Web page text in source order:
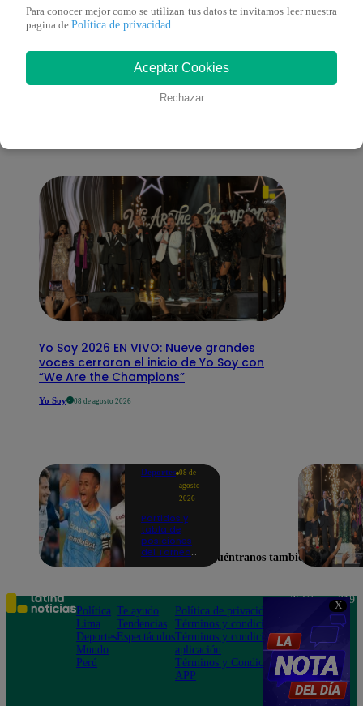
X
También te puede
Yo Soy 2026 EN VIVO: Nueve grandes
voces cerraron el inicio de Yo Soy con
“We Are the Champions”
Yo Soy 08 de agosto 2026
Deportes 08 de
agosto
2026
Partidos y
tabla de
posiciones
del Torneo
en la fecha 4
Para conocer mejor como se utilizan tus datos te invitamos leer nuestra
pagina de Política de privacidad.
Aceptar Cookies
Rechazar
Encuéntranos también en
Política
Lima
Deportes
Mundo
Perú
Te ayudo
Tendencias
Espectáculos
Política de privacidad
Términos y condiciones
Términos y condiciones
aplicación
Términos y Condiciones
APP
Teléfono: 219
Av. San
Felipe 968
Jesús María